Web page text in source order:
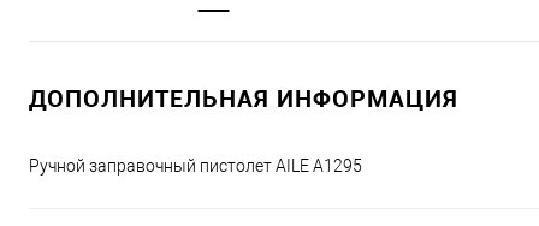
ДОПОЛНИТЕЛЬНАЯ ИНФОРМАЦИЯ
Ручной заправочный пистолет AILE A1295